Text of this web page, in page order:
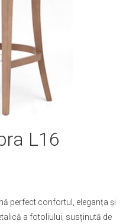
L16
perfect confortul, eleganța și
a fotoliului, susținută de